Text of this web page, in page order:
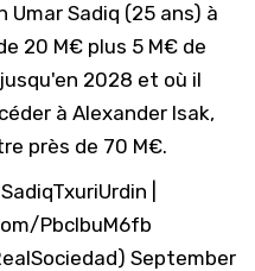
Umar Sadiq (25 ans) à
20 M€ plus 5 M€ de
2028 et où il
à Alexander Isak,
près de 70 M€.
PbclbuM6fb
September